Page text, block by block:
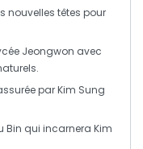
nouvelles têtes pour
Jeongwon avec
.
parKim Sung
Bin qui incarnera Kim